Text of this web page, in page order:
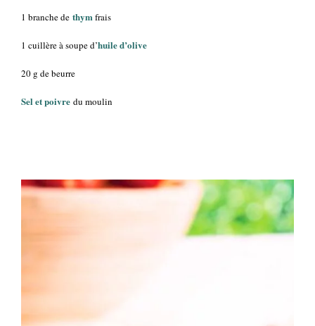
1 branche de thymfrais
1 cuillère à soupe d’huile d’olive
20 g de beurre
Sel et poivre du moulin